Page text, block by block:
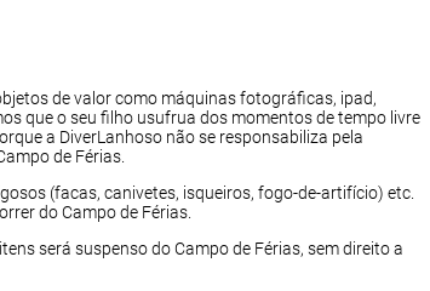
de valor como máquinas fotográficas, ipad,
que o seu filho usufrua dos momentos de tempo livre
a DiverLanhoso não se responsabiliza pela
de Férias.
(facas, canivetes, isqueiros, fogo-de-artifício) etc.
do Campo de Férias.
será suspenso do Campo de Férias, sem direito a